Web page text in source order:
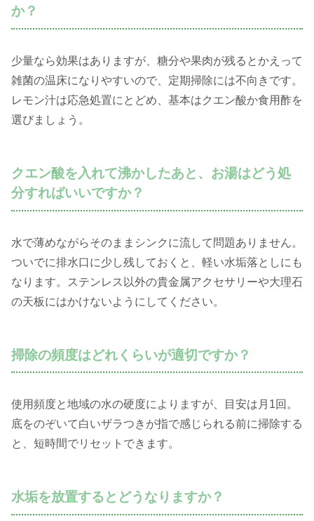
か？
少量なら効果はありますが、糖分や果肉が残るとかえって
雑菌の温床になりやすいので、定期掃除には不向きです。
レモン汁は応急処置にとどめ、基本はクエン酸か食用酢を
選びましょう。
クエン酸を入れて沸かしたあと、お湯はどう処
分すればいいですか？
水で薄めながらそのままシンクに流して問題ありません。
ついでに排水口に少し残しておくと、軽い水垢落としにも
なります。ステンレス以外の貴金属アクセサリーや大理石
の天板にはかけないようにしてください。
掃除の頻度はどれくらいが適切ですか？
使用頻度と地域の水の硬度によりますが、目安は月1回。
底をのぞいて白いザラつきが指で感じられる前に掃除する
と、短時間でリセットできます。
水垢を放置するとどうなりますか？